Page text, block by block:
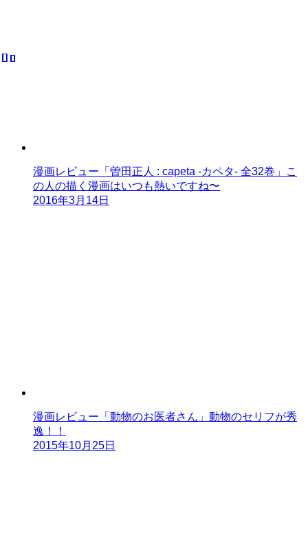
漫画レビュー「曽田正人 : capeta -カペタ- 全32巻」こ
の人の描く漫画はいつも熱いですね〜
2016年3月14日
漫画レビュー「動物のお医者さん」動物のセリフが秀
逸！！
2015年10月25日